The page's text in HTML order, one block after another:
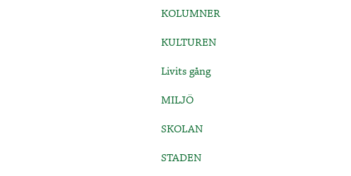
KOLUMNER
KULTUREN
Livits gång
MILJÖ
SKOLAN
STADEN